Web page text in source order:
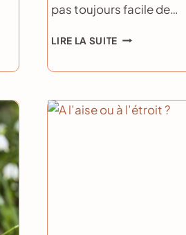
pas toujours facile de…
LIRE LA SUITE VOTRE
OU